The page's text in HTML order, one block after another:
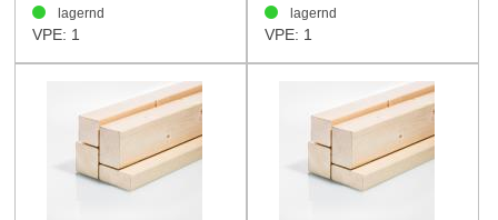
lagernd
VPE: 1
lagernd
VPE: 1